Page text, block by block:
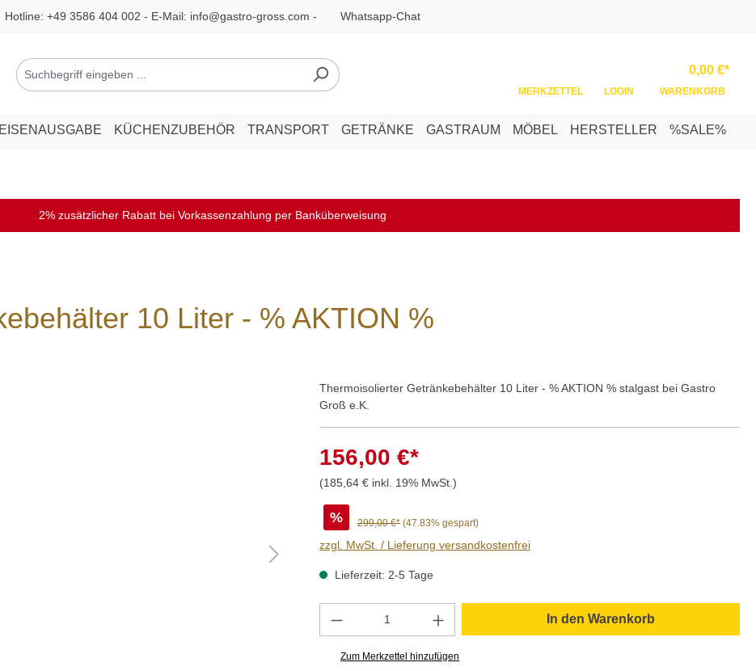
Hotline: +49 3586 404 002 - E-Mail: info@gastro-gross.com - Whatsapp-Chat
MERKZETTEL LOGIN
0,00 €*
WARENKORB
KÜCHENZUBEHÖR TRANSPORT GETRÄNKE GASTRAUM MÖBEL HERSTELLER %SALE%
2% zusätzlicher Rabatt bei Vorkassenzahlung per Banküberweisung
10 Liter - % AKTION %
Thermoisolierter Getränkebehälter 10 Liter - % AKTION % stalgast bei Gastro
Groß e.K.
156,00 €*
(185,64 € inkl. 19% MwSt.)
% 299,00 €* (47.83% gespart)
zzgl. MwSt. / Lieferung versandkostenfrei
Lieferzeit: 2-5 Tage
Produkt Anzahl: Gib den gewünschten Wert ein
In den Warenkorb
Zum Merkzettel hinzufügen